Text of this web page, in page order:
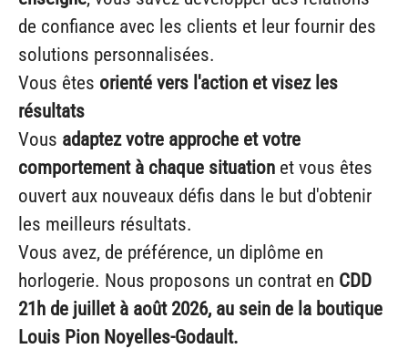
de confiance avec les clients et leur fournir des
solutions personnalisées.
Vous êtes orienté vers l'action et visez les
résultats
Vous adaptez votre approche et votre
comportement à chaque situation et vous êtes
ouvert aux nouveaux défis dans le but d'obtenir
les meilleurs résultats.
Vous avez, de préférence, un diplôme en
horlogerie. Nous proposons un contrat en CDD
21h de juillet à août 2026, au sein de la boutique
Louis Pion Noyelles-Godault.